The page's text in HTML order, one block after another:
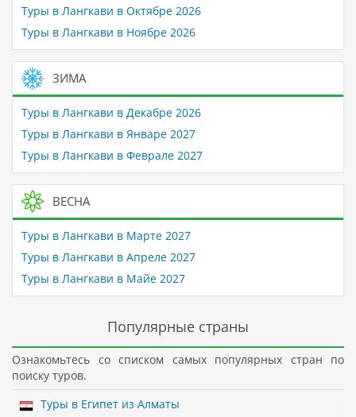
Туры в Лангкави в Октябре 2026
Туры в Лангкави в Ноябре 2026
ЗИМА
Туры в Лангкави в Декабре 2026
Туры в Лангкави в Январе 2027
Туры в Лангкави в Феврале 2027
ВЕСНА
Туры в Лангкави в Марте 2027
Туры в Лангкави в Апреле 2027
Туры в Лангкави в Майе 2027
Популярные страны
Ознакомьтесь со списком самых популярных стран по
поиску туров.
Туры в Египет из Алматы